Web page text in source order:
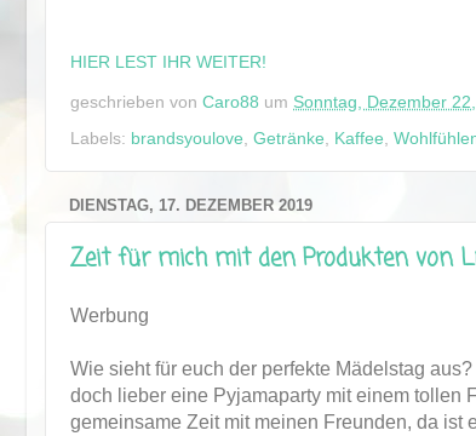
HIER LEST IHR WEITER!
geschrieben von Caro88 um Sonntag, Dezember
Labels: brandsyoulove Getränke Kaffee
DIENSTAG, 17. DEZEMBER 2019
Zeit für mich mit den Produkten von
Werbung
Wie sieht für euch der perfekte Mädelstag
doch lieber eine Pyjamaparty mit einem tollen
gemeinsame Zeit mit meinen Freunden, da ist